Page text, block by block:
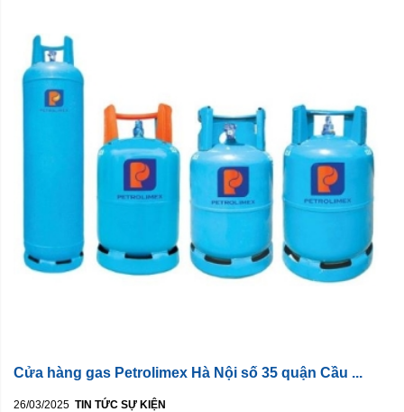
Cửa hàng gas Petrolimex Hà Nội số 35 quận Cầu ...
26/03/2025 TIN TỨC SỰ KIỆN